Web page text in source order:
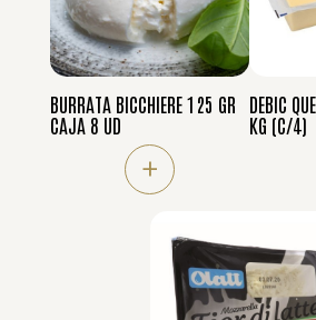
BURRATA BICCHIERE 125 GR
CAJA 8 UD
+
DEBIC
KG (C/4)